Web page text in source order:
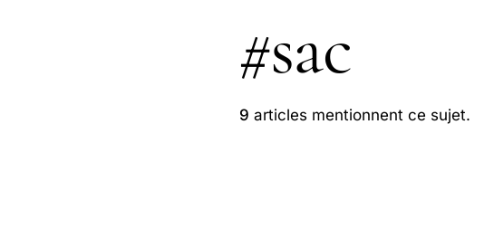
#sac
9 articles mentionnent ce sujet.